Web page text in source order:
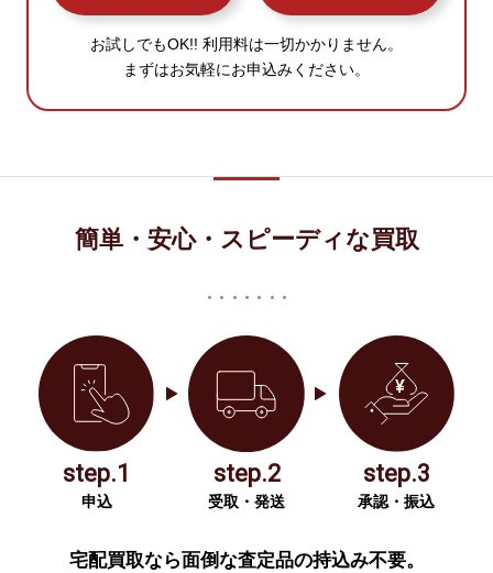
お試しでもOK!! 利用料は一切かかりません。
まずはお気軽にお申込みください。
簡単・安心・スピーディな買取
step.1
申込
step.2
受取・発送
step.3
承認・振込
宅配買取なら面倒な査定品の持込み不要。